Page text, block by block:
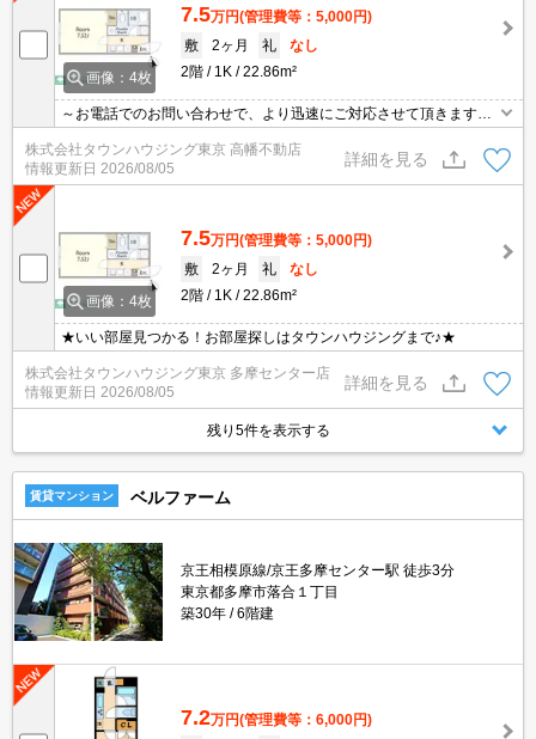
画像：4枚
7.5万円(管理費等：5,000円)
敷
2ヶ月 礼
なし
2階
1K 22.86m²
～お電話でのお問い合わせで、より迅速にご対応させて頂きます～
地域密着タウンハウジングまで～
株式会社タウンハウジング東京 高幡不動店
情報更新日 2026/08/05
詳細を見る
画像：4枚
7.5万円(管理費等：5,000円)
敷
2ヶ月 礼
なし
2階
1K 22.86m²
★いい部屋見つかる！お部屋探しはタウンハウジングまで♪★
株式会社タウンハウジング東京 多摩センター店
情報更新日 2026/08/05
詳細を見る
残り5件を表示する
賃貸マンション ベルファーム
京王相模原線/京王多摩センター駅 徒歩3分
東京都多摩市落合１丁目
築30年
6階建
7.2万円(管理費等：6,000円)